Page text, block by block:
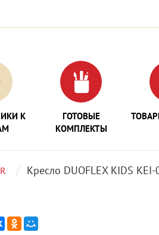
К
ГОТОВЫЕ
КОМПЛЕКТЫ
Кресло DUOFLEX KIDS KEI-